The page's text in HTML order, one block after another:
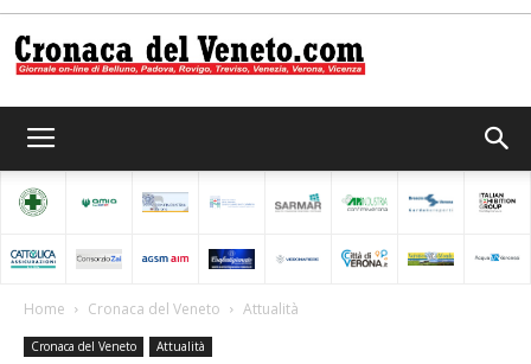
del
Home Cronaca del Veneto Attualità
Cronaca del Veneto Attualità